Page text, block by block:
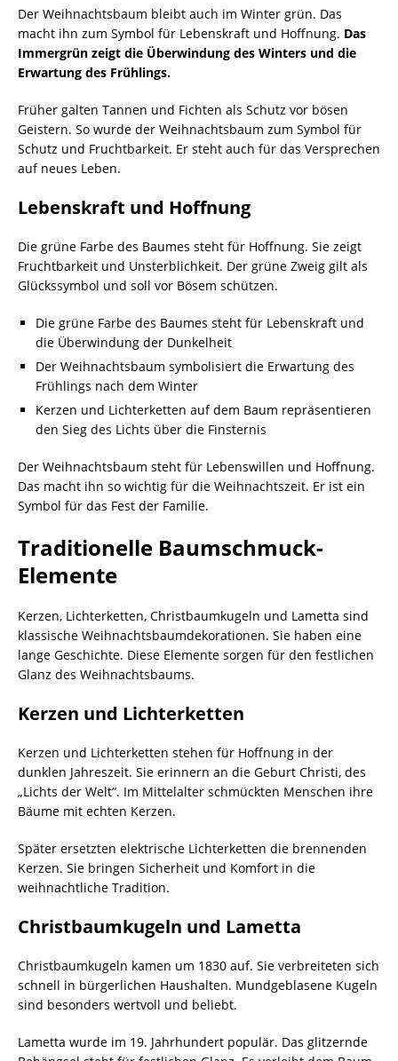
Der Weihnachtsbaum bleibt auch im Winter grün. Das
macht ihn zum Symbol für Lebenskraft und Hoffnung. Das
Immergrün zeigt die Überwindung des Winters und die
Erwartung des Frühlings.
Früher galten Tannen und Fichten als Schutz vor bösen
Geistern. So wurde der Weihnachtsbaum zum Symbol für
Schutz und Fruchtbarkeit. Er steht auch für das Versprechen
auf neues Leben.
Lebenskraft und Hoffnung
Die grüne Farbe des Baumes steht für Hoffnung. Sie zeigt
Fruchtbarkeit und Unsterblichkeit. Der grüne Zweig gilt als
Glückssymbol und soll vor Bösem schützen.
Die grüne Farbe des Baumes steht für Lebenskraft und
die Überwindung der Dunkelheit
Der Weihnachtsbaum symbolisiert die Erwartung des
Frühlings nach dem Winter
Kerzen und Lichterketten auf dem Baum repräsentieren
den Sieg des Lichts über die Finsternis
Der Weihnachtsbaum steht für Lebenswillen und Hoffnung.
Das macht ihn so wichtig für die Weihnachtszeit. Er ist ein
Symbol für das Fest der Familie.
Traditionelle Baumschmuck-
Elemente
Kerzen, Lichterketten, Christbaumkugeln und Lametta sind
klassische Weihnachtsbaumdekorationen. Sie haben eine
lange Geschichte. Diese Elemente sorgen für den festlichen
Glanz des Weihnachtsbaums.
Kerzen und Lichterketten
Kerzen und Lichterketten stehen für Hoffnung in der
dunklen Jahreszeit. Sie erinnern an die Geburt Christi, des
„Lichts der Welt“. Im Mittelalter schmückten Menschen ihre
Bäume mit echten Kerzen.
Später ersetzten elektrische Lichterketten die brennenden
Kerzen. Sie bringen Sicherheit und Komfort in die
weihnachtliche Tradition.
Christbaumkugeln und Lametta
Christbaumkugeln kamen um 1830 auf. Sie verbreiteten sich
schnell in bürgerlichen Haushalten. Mundgeblasene Kugeln
sind besonders wertvoll und beliebt.
Lametta wurde im 19. Jahrhundert populär. Das glitzernde